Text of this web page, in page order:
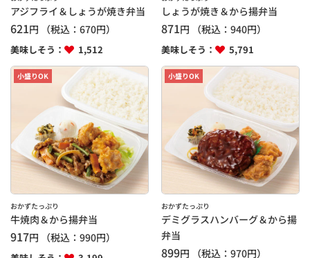
アジフライ＆しょうが焼き弁当
621円 （税込： 670円）
美味しそう： 1,512
しょうが焼き＆から揚弁当
871円 （税込：940円）
美味しそう： 5,791
小盛りOK
おかずたっぷり
牛焼肉＆から揚弁当
917円 （税込： 990円）
小盛りOK
おかずたっぷり
デミグラスハンバーグ＆から揚
弁当
899円 （税込：970円）